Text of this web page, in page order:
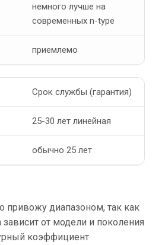
немного лучше на
современных n-type
приемлемо
Срок службы (гарантия)
25-30 лет линейная
обычно 25 лет
привожу диапазоном, так как
от модели и поколения
коэффициент